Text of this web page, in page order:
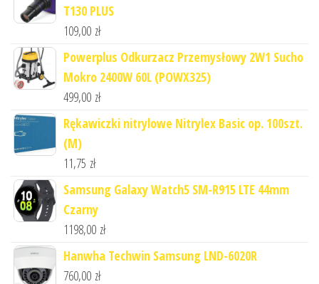
T130 PLUS
109,00 zł
Powerplus Odkurzacz Przemysłowy 2W1 Sucho
Mokro 2400W 60L (POWX325)
499,00 zł
Rękawiczki nitrylowe Nitrylex Basic op. 100szt.
(M)
11,75 zł
Samsung Galaxy Watch5 SM-R915 LTE 44mm
Czarny
1198,00 zł
Hanwha Techwin Samsung LND-6020R
760,00 zł